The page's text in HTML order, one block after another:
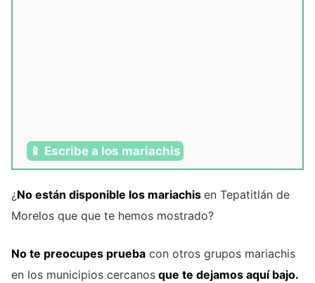
📱 Escribe a los mariachis
¿No están disponible los mariachis en Tepatitlán de
Morelos que que te hemos mostrado?
No te preocupes prueba con otros grupos mariachis
en los municipios cercanos que te dejamos aquí bajo.